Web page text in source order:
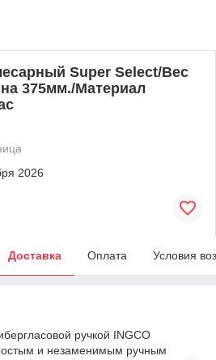
Super Select/Вес
375мм./Материал
2026
Доставка Оплата Условия
ручкой INGCO
и незаменимым ручным